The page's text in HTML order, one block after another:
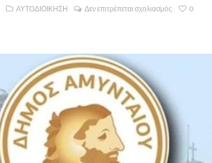
ΑΥΤΟΔΙΟΙΚΗΣΗ Δεν επιτρέπεται σχολιασμός 0